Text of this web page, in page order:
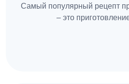
Самый популярный рецепт
– это